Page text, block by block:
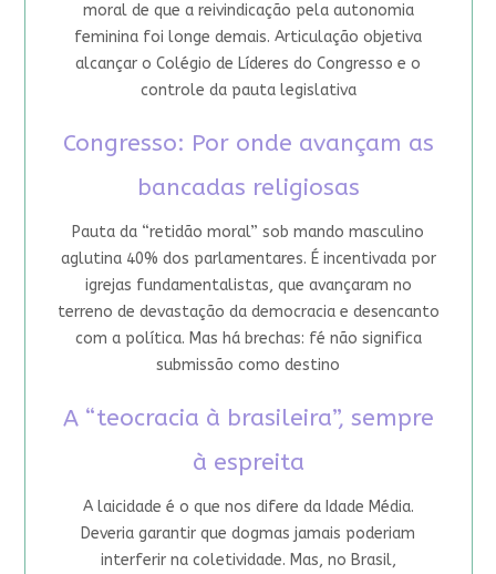
moral de que a reivindicação pela autonomia
feminina foi longe demais. Articulação objetiva
alcançar o Colégio de Líderes do Congresso e o
controle da pauta legislativa
Congresso: Por onde avançam as
bancadas religiosas
Pauta da “retidão moral” sob mando masculino
aglutina 40% dos parlamentares. É incentivada por
igrejas fundamentalistas, que avançaram no
terreno de devastação da democracia e desencanto
com a política. Mas há brechas: fé não significa
submissão como destino
A “teocracia à brasileira”, sempre
à espreita
A laicidade é o que nos difere da Idade Média.
Deveria garantir que dogmas jamais poderiam
interferir na coletividade. Mas, no Brasil,